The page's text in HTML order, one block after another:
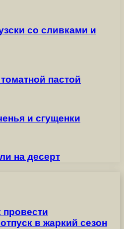
со сливками и
пастой
и сгущенки
на десерт
в жаркий сезон